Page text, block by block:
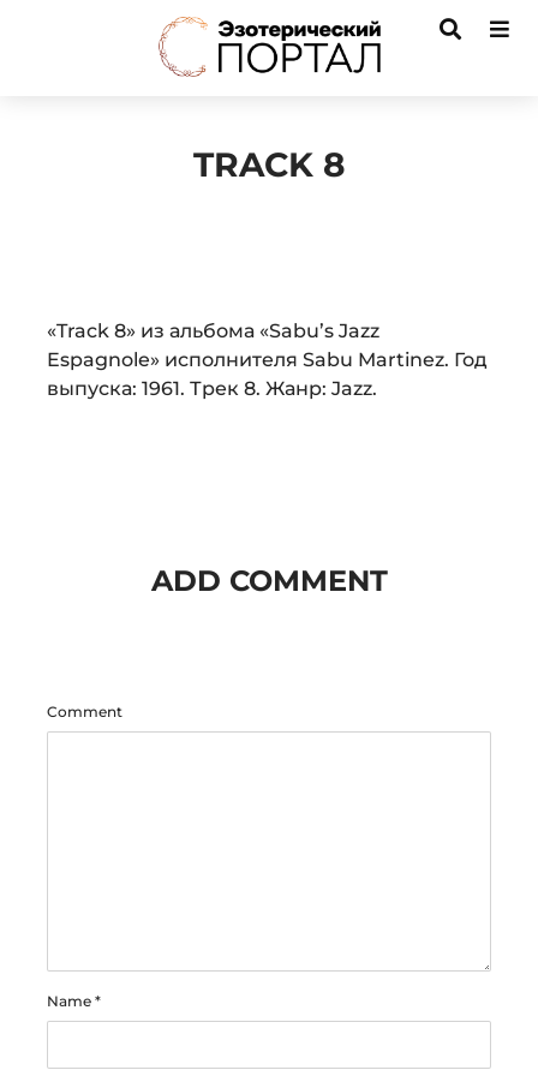
TRACK 8
Audio
Player
«Track 8» из альбома «Sabu’s Jazz
Espagnole» исполнителя Sabu Martinez. Год
выпуска: 1961. Трек 8. Жанр: Jazz.
ADD COMMENT
Comment
Name *